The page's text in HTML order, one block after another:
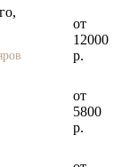
от
12000
р.
от
5800
р.